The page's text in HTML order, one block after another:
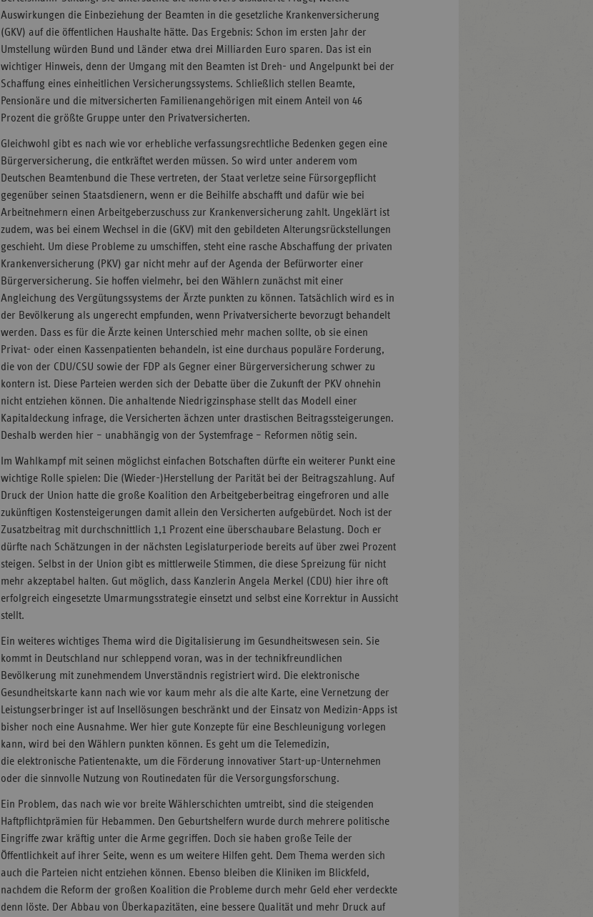
Auswirkungen die Einbeziehung der Beamten in die gesetzliche Krankenversicherung
(GKV) auf die öffentlichen Haushalte hätte. Das Ergebnis: Schon im ersten Jahr der
Umstellung würden Bund und Länder etwa drei Milliarden Euro sparen. Das ist ein
wichtiger Hinweis, denn der Umgang mit den Beamten ist Dreh- und Angelpunkt bei der
Schaffung eines einheitlichen Versicherungssystems. Schließlich stellen Beamte,
Pensionäre und die mitversicherten Familienangehörigen mit einem Anteil von 46
Prozent die größte Gruppe unter den Privatversicherten.
Gleichwohl gibt es nach wie vor erhebliche verfassungsrechtliche Bedenken gegen eine
Bürgerversicherung, die entkräftet werden müssen. So wird unter anderem vom
Deutschen Beamtenbund die These vertreten, der Staat verletze seine Fürsorgepflicht
gegenüber seinen Staatsdienern, wenn er die Beihilfe abschafft und dafür wie bei
Arbeitnehmern einen Arbeitgeberzuschuss zur Krankenversicherung zahlt. Ungeklärt ist
zudem, was bei einem Wechsel in die (GKV) mit den gebildeten Alterungsrückstellungen
geschieht. Um diese Probleme zu umschiffen, steht eine rasche Abschaffung der privaten
Krankenversicherung (PKV) gar nicht mehr auf der Agenda der Befürworter einer
Bürgerversicherung. Sie hoffen vielmehr, bei den Wählern zunächst mit einer
Angleichung des Vergütungssystems der Ärzte punkten zu können. Tatsächlich wird es in
der Bevölkerung als ungerecht empfunden, wenn Privatversicherte bevorzugt behandelt
werden. Dass es für die Ärzte keinen Unterschied mehr machen sollte, ob sie einen
Privat- oder einen Kassenpatienten behandeln, ist eine durchaus populäre Forderung,
die von der CDU/CSU sowie der FDP als Gegner einer Bürgerversicherung schwer zu
kontern ist. Diese Parteien werden sich der Debatte über die Zukunft der PKV ohnehin
nicht entziehen können. Die anhaltende Niedrigzinsphase stellt das Modell einer
Kapitaldeckung infrage, die Versicherten ächzen unter drastischen Beitragssteigerungen.
Deshalb werden hier – unabhängig von der Systemfrage – Reformen nötig sein.
Im Wahlkampf mit seinen möglichst einfachen Botschaften dürfte ein weiterer Punkt eine
wichtige Rolle spielen: Die (Wieder-)Herstellung der Parität bei der Beitragszahlung. Auf
Druck der Union hatte die große Koalition den Arbeitgeberbeitrag eingefroren und alle
zukünftigen Kostensteigerungen damit allein den Versicherten aufgebürdet. Noch ist der
Zusatzbeitrag mit durchschnittlich 1,1 Prozent eine überschaubare Belastung. Doch er
dürfte nach Schätzungen in der nächsten Legislaturperiode bereits auf über zwei Prozent
steigen. Selbst in der Union gibt es mittlerweile Stimmen, die diese Spreizung für nicht
mehr akzeptabel halten. Gut möglich, dass Kanzlerin Angela Merkel (CDU) hier ihre oft
erfolgreich eingesetzte Umarmungsstrategie einsetzt und selbst eine Korrektur in Aussicht
stellt.
Ein weiteres wichtiges Thema wird die Digitalisierung im Gesundheitswesen sein. Sie
kommt in Deutschland nur schleppend voran, was in der technikfreundlichen
Bevölkerung mit zunehmendem Unverständnis registriert wird. Die elektronische
Gesundheitskarte kann nach wie vor kaum mehr als die alte Karte, eine Vernetzung der
Leistungserbringer ist auf Insellösungen beschränkt und der Einsatz von Medizin-Apps ist
bisher noch eine Ausnahme. Wer hier gute Konzepte für eine Beschleunigung vorlegen
kann, wird bei den Wählern punkten können. Es geht um die Telemedizin,
die elektronische Patientenakte, um die Förderung innovativer Start-up-Unternehmen
oder die sinnvolle Nutzung von Routinedaten für die Versorgungsforschung.
Ein Problem, das nach wie vor breite Wählerschichten umtreibt, sind die steigenden
Haftpflichtprämien für Hebammen. Den Geburtshelfern wurde durch mehrere politische
Eingriffe zwar kräftig unter die Arme gegriffen. Doch sie haben große Teile der
Öffentlichkeit auf ihrer Seite, wenn es um weitere Hilfen geht. Dem Thema werden sich
auch die Parteien nicht entziehen können. Ebenso bleiben die Kliniken im Blickfeld,
nachdem die Reform der großen Koalition die Probleme durch mehr Geld eher verdeckte
denn löste. Der Abbau von Überkapazitäten, eine bessere Qualität und mehr Druck auf